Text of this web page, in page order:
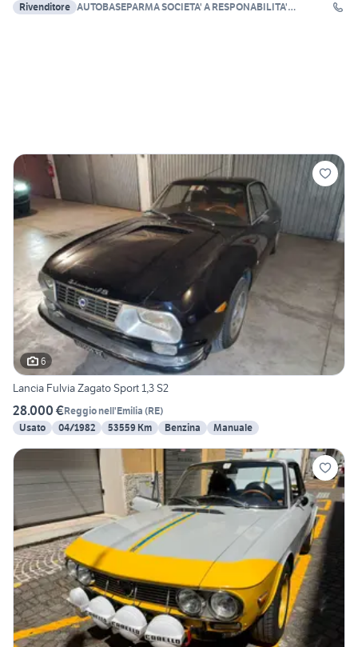
Rivenditore AUTOBASEPARMA SOCIETA' A RESPONABILITA'
6
Lancia Fulvia Zagato Sport 1,3 S2
28.000 €Reggio nell'Emilia (RE)
Usato
04/1982 53559 Km Benzina Manuale